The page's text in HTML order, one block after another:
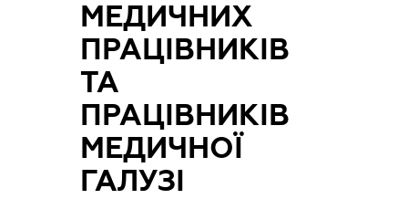
МЕДИЧНИХ
ПРАЦІВНИКІВ
ТА
ПРАЦІВНИКІВ
МЕДИЧНОЇ
ГАЛУЗІ